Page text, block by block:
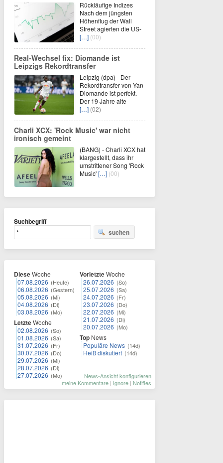
Rückläufige Indizes
Nach dem jüngsten
Höhenflug der Wall
Street agierten die US-
[…] (00)
Real-Wechsel fix: Diomande ist
Leipzigs Rekordtransfer
Leipzig (dpa) - Der
Rekordtransfer von Yan
Diomande ist perfekt.
Der 19 Jahre alte
[…] (02)
Charli XCX: 'Rock Music' war nicht
ironisch gemeint
(BANG) - Charli XCX hat
klargestellt, dass ihr
umstrittener Song 'Rock
Music'[…] (00)
Suchbegriff
suchen
DieseWoche
07.08.2026 (Heute)
06.08.2026 (Gestern)
05.08.2026 (Mi)
04.08.2026 (Di)
03.08.2026 (Mo)
LetzteWoche
02.08.2026 (So)
01.08.2026 (Sa)
31.07.2026 (Fr)
30.07.2026 (Do)
29.07.2026 (Mi)
28.07.2026 (Di)
27.07.2026 (Mo)
VorletzteWoche
26.07.2026 (So)
25.07.2026 (Sa)
24.07.2026 (Fr)
23.07.2026 (Do)
22.07.2026 (Mi)
21.07.2026 (Di)
20.07.2026 (Mo)
Top News
Populäre News (14d)
Heiß diskutiert (14d)
News-Ansicht konfigurieren
meine Kommentare | Ignore | Notifies